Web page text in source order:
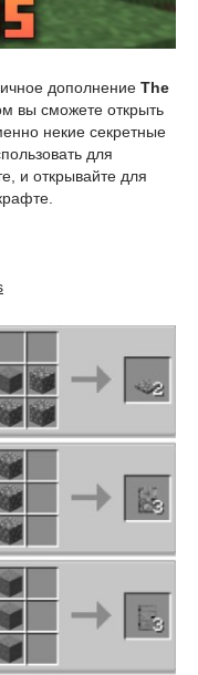
дополнение The
вы сможете открыть
некие секретные
для
и открывайте для